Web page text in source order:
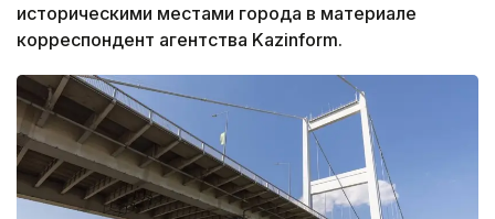
историческими местами города в материале
корреспондент агентства Kazinform.